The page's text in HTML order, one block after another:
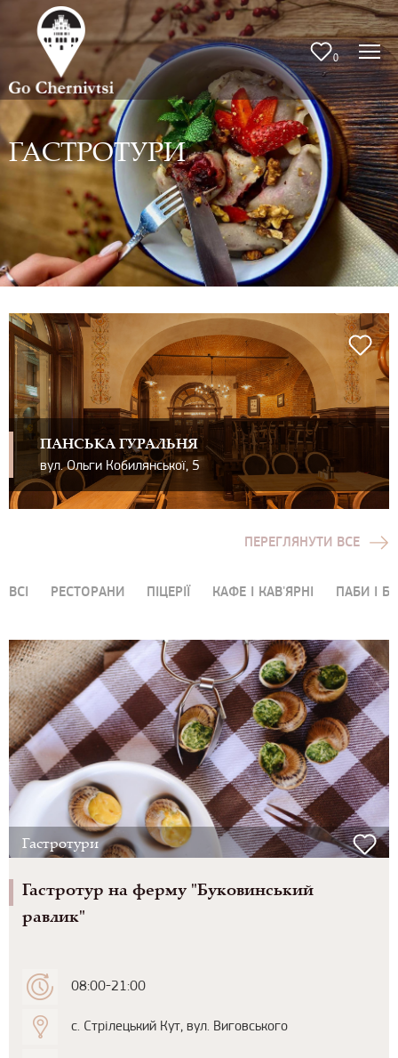
0
ГАСТРОТУРИ
ПАНСЬКА ГУРАЛЬНЯ
вул. Ольги Кобилянської, 5
ПЕРЕГЛЯНУТИ ВСЕ
ВСІ РЕСТОРАНИ ПІЦЕРІЇ КАФЕ І КАВ'ЯРНІ ПАБИ І
Гастротури
Гастротур на ферму "Буковинський
равлик"
08:00-21:00
с. Стрілецький Кут, вул. Виговського